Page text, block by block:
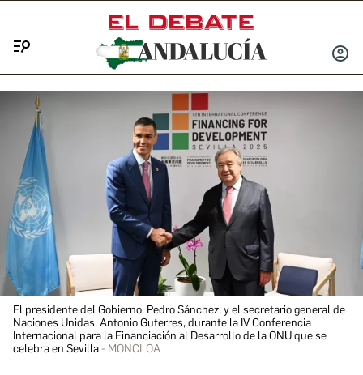
INICIAR
El presidente del Gobierno, Pedro Sánchez, y el secretario general de
Naciones Unidas, Antonio Guterres, durante la IV Conferencia
Internacional para la Financiación al Desarrollo de la ONU que se
celebra en Sevilla
MONCLOA